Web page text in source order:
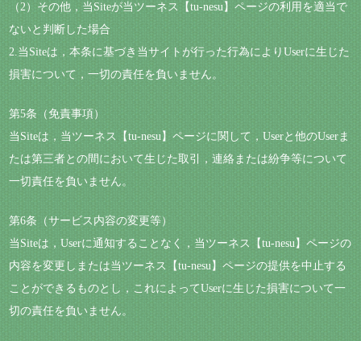
（2）その他，当Siteが当ツーネス【tu-nesu】ページの利用を適当で
ないと判断した場合
2.当Siteは，本条に基づき当サイトが行った行為によりUserに生じた
損害について，一切の責任を負いません。
第5条（免責事項）
当Siteは，当ツーネス【tu-nesu】ページに関して，Userと他のUserま
たは第三者との間において生じた取引，連絡または紛争等について
一切責任を負いません。
第6条（サービス内容の変更等）
当Siteは，Userに通知することなく，当ツーネス【tu-nesu】ページの
内容を変更しまたは当ツーネス【tu-nesu】ページの提供を中止する
ことができるものとし，これによってUserに生じた損害について一
切の責任を負いません。